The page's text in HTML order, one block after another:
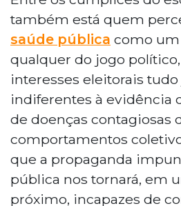
também está quem
saúde pública como
qualquer do jogo
interesses eleitorais
indiferentes à evidência
de doenças contagiosas
comportamentos
que a propaganda
pública nos tornará, em
próximo, incapazes de